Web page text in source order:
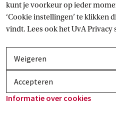
kunt je voorkeur op ieder
‘Cookie instellingen’ te klikken
vindt. Lees ook hetUvA Privacy
Weigeren
Accepteren
Informatie over cookies